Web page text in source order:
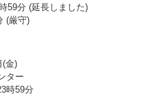
59分 (延長しました)
(厳守)
(金)
ター
時59分